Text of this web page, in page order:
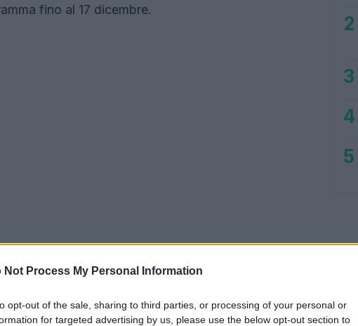
Not Process My Personal Information
opt-out of the sale, sharing to third parties, or processing of your personal or
for targeted advertising by us, please use the below opt-out section to
fino al 17 dicembre.
2
3
4
5